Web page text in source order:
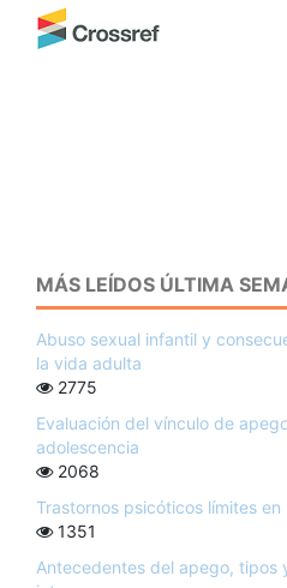
MÁS LEÍDOS ÚLTIMA
Abuso sexual infantil y
la vida adulta
2775
Evaluación del vínculo de
adolescencia
2068
Trastornos psicóticos límites
1351
Antecedentes del apego, tipos